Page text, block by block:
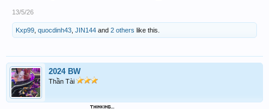
13/5/26
Kxp99 quocdinh43 JIN144 and 2 others like this.
2024 BW
Thần Tài